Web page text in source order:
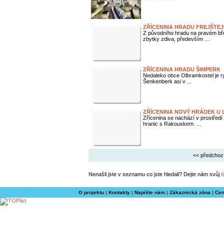
ZŘÍCENINA HRADU
Z původního hradu na pravém
zbytky zdiva, především ...
ZŘÍCENINA HRADU ŠIMPERK
Nedaleko obce Olbramkostel je
Šenkenberk asi v ...
ZŘÍCENINA NOVÝ HRÁDEK U
Zřícenina se nachází v prostředí
hranic s Rakouskem. ...
<<
Nenašli jste v seznamu co jste hledali? Dejte nám svůj
O projektu| Kontakty| Napište nám| Zákaznická zóna |